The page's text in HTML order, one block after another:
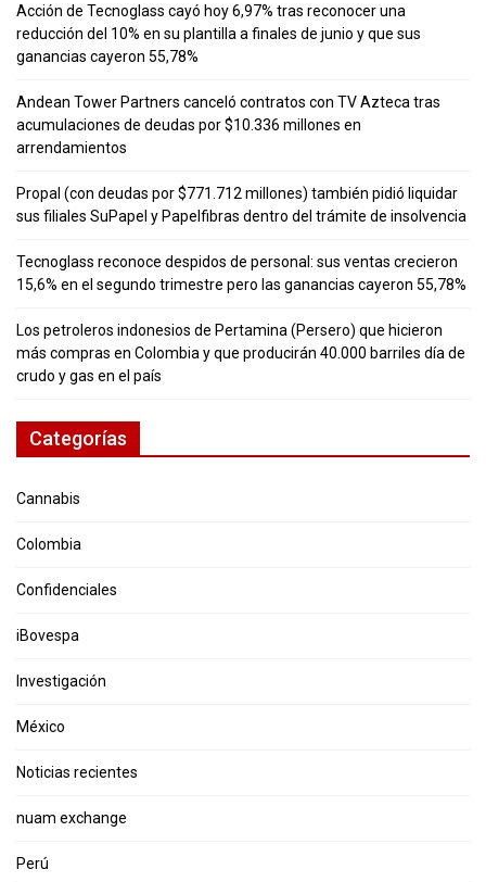
Acción de Tecnoglass cayó hoy 6,97% tras reconocer una
reducción del 10% en su plantilla a finales de junio y que sus
ganancias cayeron 55,78%
Andean Tower Partners canceló contratos con TV Azteca tras
acumulaciones de deudas por $10.336 millones en
arrendamientos
Propal (con deudas por $771.712 millones) también pidió liquidar
sus filiales SuPapel y Papelfibras dentro del trámite de insolvencia
Tecnoglass reconoce despidos de personal: sus ventas crecieron
15,6% en el segundo trimestre pero las ganancias cayeron 55,78%
Los petroleros indonesios de Pertamina (Persero) que hicieron
más compras en Colombia y que producirán 40.000 barriles día de
crudo y gas en el país
Categorías
Cannabis
Colombia
Confidenciales
iBovespa
Investigación
México
Noticias recientes
nuam exchange
Perú